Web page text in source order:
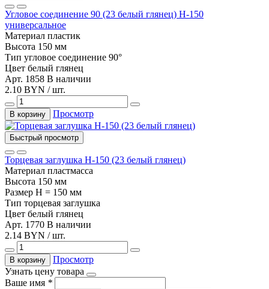
Угловое соединение 90 (23 белый глянец) Н-150
универсальное
Материал пластик
Высота 150 мм
Тип угловое соединение 90°
Цвет белый глянец
Арт. 1858 В наличии
2.10 BYN / шт.
В корзину Просмотр
Быстрый просмотр
Торцевая заглушка Н-150 (23 белый глянец)
Материал пластмасса
Высота 150 мм
Размер H = 150 мм
Тип торцевая заглушка
Цвет белый глянец
Арт. 1770 В наличии
2.14 BYN / шт.
В корзину
Просмотр
Узнать цену товара
Ваше имя *